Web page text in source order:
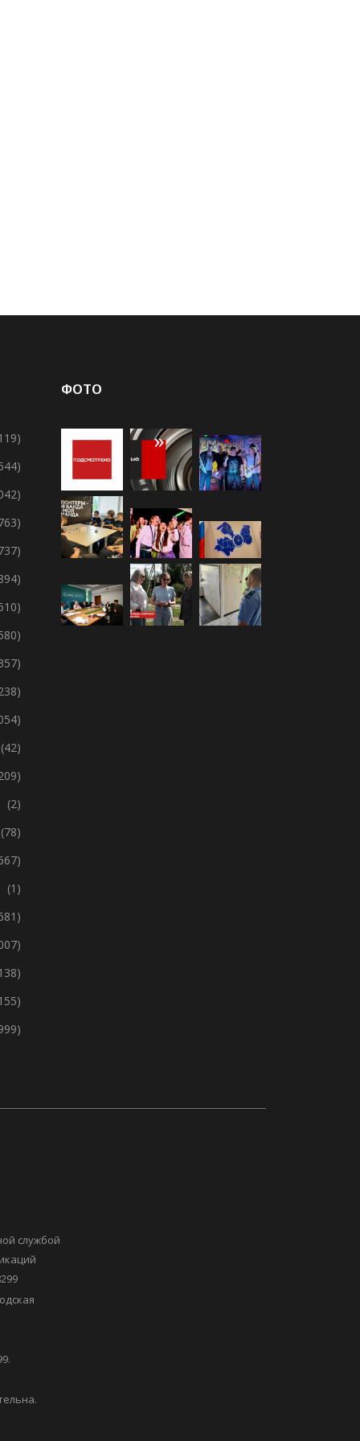
(42)
(2)
(78)
(1)
ФОТО
службой